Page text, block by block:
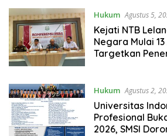
Hukum Agustus 5,
Kejati NTB
Negara Mulai
Targetkan
Hukum Agustus 2,
Universitas
Profesional
2026, SMSI